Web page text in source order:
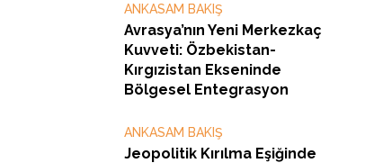
ANKASAM BAKIŞ
Avrasya’nın Yeni Merkezkaç
Kuvveti: Özbekistan-
Kırgızistan Ekseninde
Bölgesel Entegrasyon
ANKASAM BAKIŞ
Jeopolitik Kırılma Eşiğinde